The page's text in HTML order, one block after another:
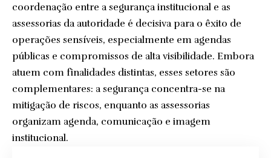
coordenação entre a segurança institucional e as
assessorias da autoridade é decisiva para o êxito de
operações sensíveis, especialmente em agendas
públicas e compromissos de alta visibilidade. Embora
atuem com finalidades distintas, esses setores são
complementares: a segurança concentra-se na
mitigação de riscos, enquanto as assessorias
organizam agenda, comunicação e imagem
institucional.